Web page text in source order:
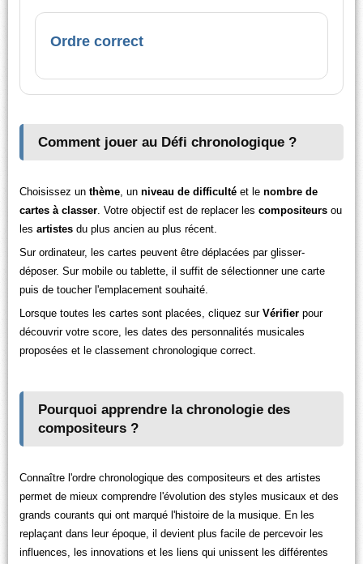
Ordre correct
Comment jouer au Défi chronologique ?
Choisissez unthème, unniveau de difficulté et lenombre de
cartes à classer. Votre objectif est de replacer lescompositeurs ou
lesartistes du plus ancien au plus récent.
Sur ordinateur, les cartes peuvent être déplacées par glisser-
déposer. Sur mobile ou tablette, il suffit de sélectionner une carte
puis de toucher l'emplacement souhaité.
Lorsque toutes les cartes sont placées, cliquez surVérifier pour
découvrir votre score, les dates des personnalités musicales
proposées et le classement chronologique correct.
Pourquoi apprendre la chronologie des
compositeurs ?
Connaître l'ordre chronologique des compositeurs et des artistes
permet de mieux comprendre l'évolution des styles musicaux et des
grands courants qui ont marqué l'histoire de la musique. En les
replaçant dans leur époque, il devient plus facile de percevoir les
influences, les innovations et les liens qui unissent les différentes